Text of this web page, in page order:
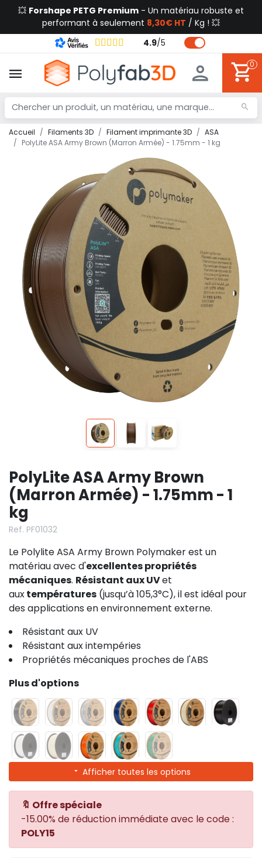
💥 Forshape PETG Premium - Un matériau robuste et
performant à seulement 8,30€ HT / Kg ! 💥
4.9/5
0
Accueil Filaments 3D Filament imprimante 3D
ASA
PolyLite ASA Army Brown (Marron Armée) - 1.75mm - 1 kg
PolyLite ASA Army Brown
(Marron Armée) - 1.75mm - 1
kg
Ref. PF01032
Le Polylite ASA Army Brown Polymaker est un
matériau avec d'excellentes propriétés
mécaniques. Résistant aux UVet
auxtempératures (jusqu’à 105,3°C), il est idéal pour
des applications en environnement externe.
Résistant aux UV
Résistant aux intempéries
Propriétés mécaniques proches de l'ABS
Plus d'options
Afficher toutes les options
🔖 Offre spéciale
-15.00% de réduction immédiate avec le code :
POLY15